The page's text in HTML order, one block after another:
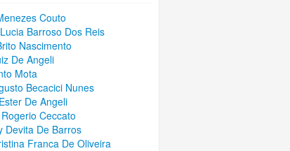
Couto
Barroso Dos Reis
Nascimento
De Angeli
Mota
Becacici Nunes
De Angeli
Ceccato
Devita De Barros
Franca De Oliveira